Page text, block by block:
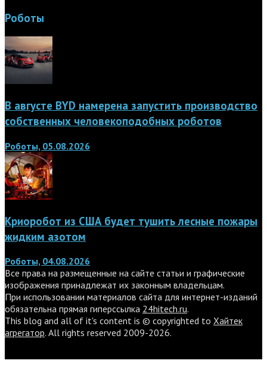
Роботы
В августе BYD намерена запустить производство
собственных человекоподобных роботов
Роботы, 05.08.2026
Криоробот из США будет тушить лесные пожары
жидким азотом
Роботы, 04.08.2026
Все права на размещенные на сайте статьи и графические
изображения принадлежат их законным владельцам.
При использовании материалов сайта для интернет-изданий
обязательна прямая гиперссылка 24hitech.ru.
This blog and all of it's content is © copyrighted to Хайтек
агрегатор. All rights reserved 2009-2026.